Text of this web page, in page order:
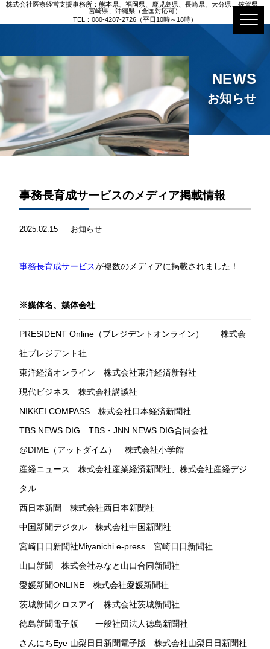
株式会社医療経営支援事務所：熊本県、福岡県、鹿児島県、長崎県、大分県、佐賀県、
宮崎県、沖縄県（全国対応可）
TEL：080-4287-2726（平日10時～18時）
NEWS
お知らせ
事務長育成サービスのメディア掲載情報
2025.02.15 ｜ お知らせ
事務長育成サービスが複数のメディアに掲載されました！
※媒体名、媒体会社
PRESIDENT Online（プレジデントオンライン） 株式会
社プレジデント社
東洋経済オンライン 株式会社東洋経済新報社
現代ビジネス 株式会社講談社
NIKKEI COMPASS 株式会社日本経済新聞社
TBS NEWS DIG TBS・JNN NEWS DIG合同会社
@DIME（アットダイム） 株式会社小学館
産経ニュース 株式会社産業経済新聞社、株式会社産経デジ
タル
西日本新聞 株式会社西日本新聞社
中国新聞デジタル 株式会社中国新聞社
宮崎日日新聞社Miyanichi e-press 宮崎日日新聞社
山口新聞 株式会社みなと山口合同新聞社
愛媛新聞ONLINE 株式会社愛媛新聞社
茨城新聞クロスアイ 株式会社茨城新聞社
徳島新聞電子版 一般社団法人徳島新聞社
さんにちEye 山梨日日新聞電子版 株式会社山梨日日新聞社